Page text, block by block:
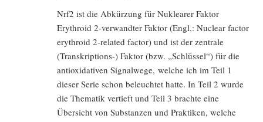
Nrf2 ist die Abkürzung für Nuklearer Faktor
Erythroid 2-verwandter Faktor (Engl.: Nuclear factor
erythroid 2-related factor) und ist der zentrale
(Transkriptions-) Faktor (bzw. „Schlüssel“) für die
antioxidativen Signalwege, welche ich im Teil 1
dieser Serie schon beleuchtet hatte. In Teil 2 wurde
die Thematik vertieft und Teil 3 brachte eine
Übersicht von Substanzen und Praktiken, welche